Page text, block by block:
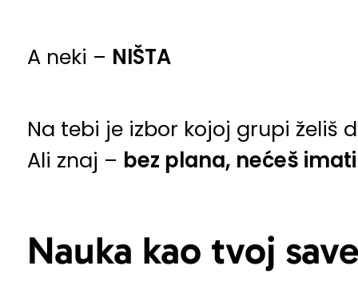
A neki – NIŠTA
Na tebi je izbor kojoj grupi želiš
Ali znaj – bez plana, nećeš
Nauka kao tvoj